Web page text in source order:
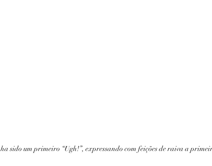
sido um primeiro “Ugh!”, expressando com feições de raiva a